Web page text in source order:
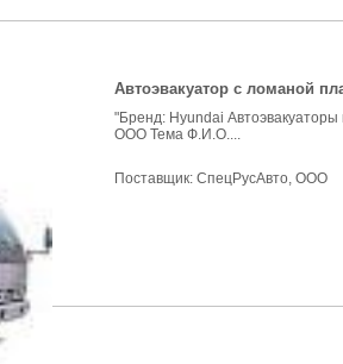
Автоэвакуатор с ломаной
"Бренд: Hyundai
ООО Тема Ф.И.О....
Поставщик: СпецРусАвто, ООО